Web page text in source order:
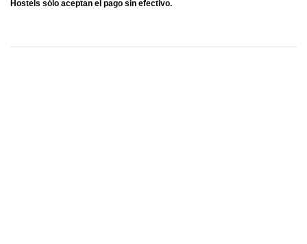
Hostels sólo aceptan el pago sin efectivo.